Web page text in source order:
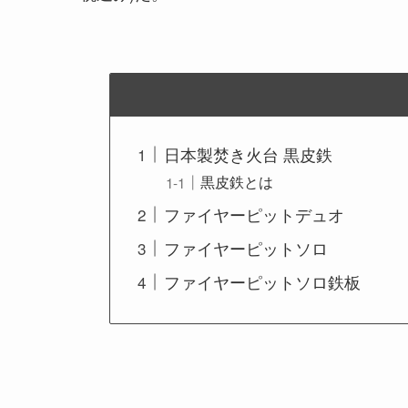
日本製焚き火台 黒皮鉄
黒皮鉄とは
ファイヤーピットデュオ
ファイヤーピットソロ
ファイヤーピットソロ鉄板